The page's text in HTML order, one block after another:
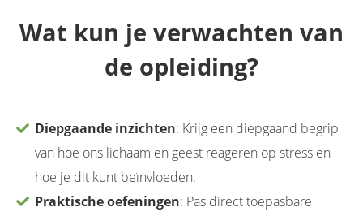
Wat kun je verwachten van
de opleiding?
Diepgaande inzichten: Krijg een diepgaand begrip
van hoe ons lichaam en geest reageren op stress en
hoe je dit kunt beïnvloeden.
Praktische oefeningen: Pas direct toepasbare